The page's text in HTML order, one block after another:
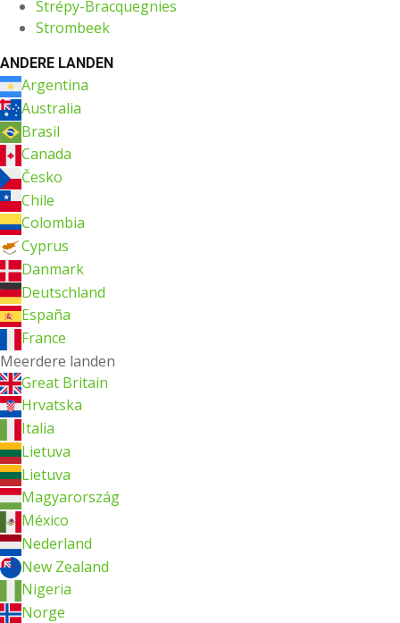
Strépy-Bracquegnies
Strombeek
ANDERE LANDEN
Argentina
Australia
Brasil
Canada
Česko
Chile
Colombia
Cyprus
Danmark
Deutschland
España
France
Meerdere landen
Great Britain
Hrvatska
Italia
Lietuva
Lietuva
Magyarország
México
Nederland
New Zealand
Nigeria
Norge